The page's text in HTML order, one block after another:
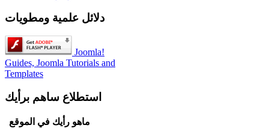
دلائل علمية ومطويات
Joomla!
Guides, Joomla Tutorials and
Templates
استطلاع ساهم برأيك
ماهو رأيك في الموقع